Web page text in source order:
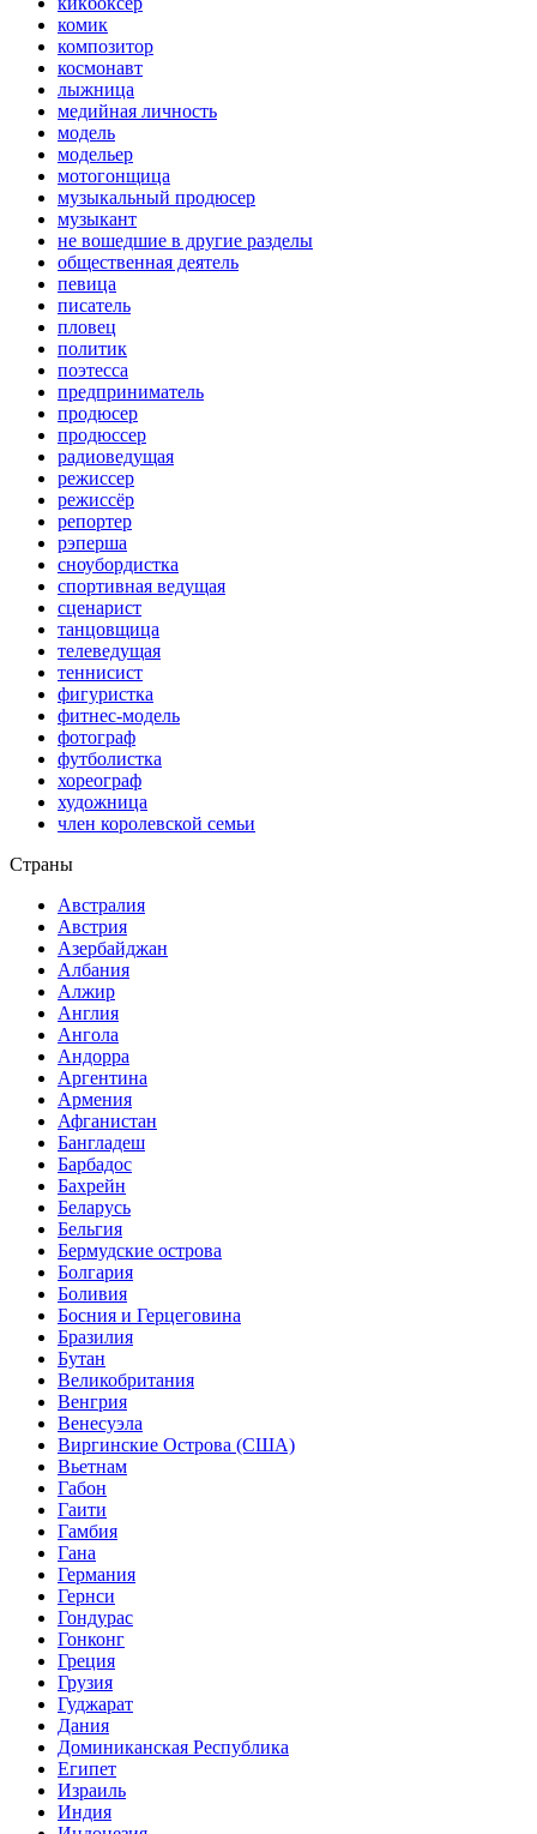
комик
композитор
космонавт
лыжница
медийная личность
модель
модельер
мотогонщица
музыкальный продюсер
музыкант
не вошедшие в другие разделы
общественная деятель
певица
писатель
пловец
политик
поэтесса
предприниматель
продюсер
продюссер
радиоведущая
режиссер
режиссёр
репортер
рэперша
сноубордистка
спортивная ведущая
сценарист
танцовщица
телеведущая
теннисист
фигуристка
фитнес-модель
фотограф
футболистка
хореограф
художница
член королевской семьи
Страны
Австралия
Австрия
Азербайджан
Албания
Алжир
Англия
Ангола
Андорра
Аргентина
Армения
Афганистан
Бангладеш
Барбадос
Бахрейн
Беларусь
Бельгия
Бермудские острова
Болгария
Боливия
Босния и Герцеговина
Бразилия
Бутан
Великобритания
Венгрия
Венесуэла
Виргинские Острова (США)
Вьетнам
Габон
Гаити
Гамбия
Гана
Германия
Гернси
Гондурас
Гонконг
Греция
Грузия
Гуджарат
Дания
Доминиканская Республика
Египет
Израиль
Индия